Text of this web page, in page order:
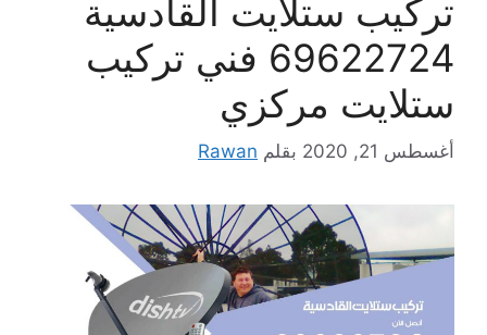
تركيب ستلايت القادسية
69622724 فني تركيب
ستلايت مركزي
أغسطس 21, 2020 بقلم Rawan